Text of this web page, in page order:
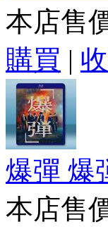
本店售
購買 |
爆彈 爆
本店售